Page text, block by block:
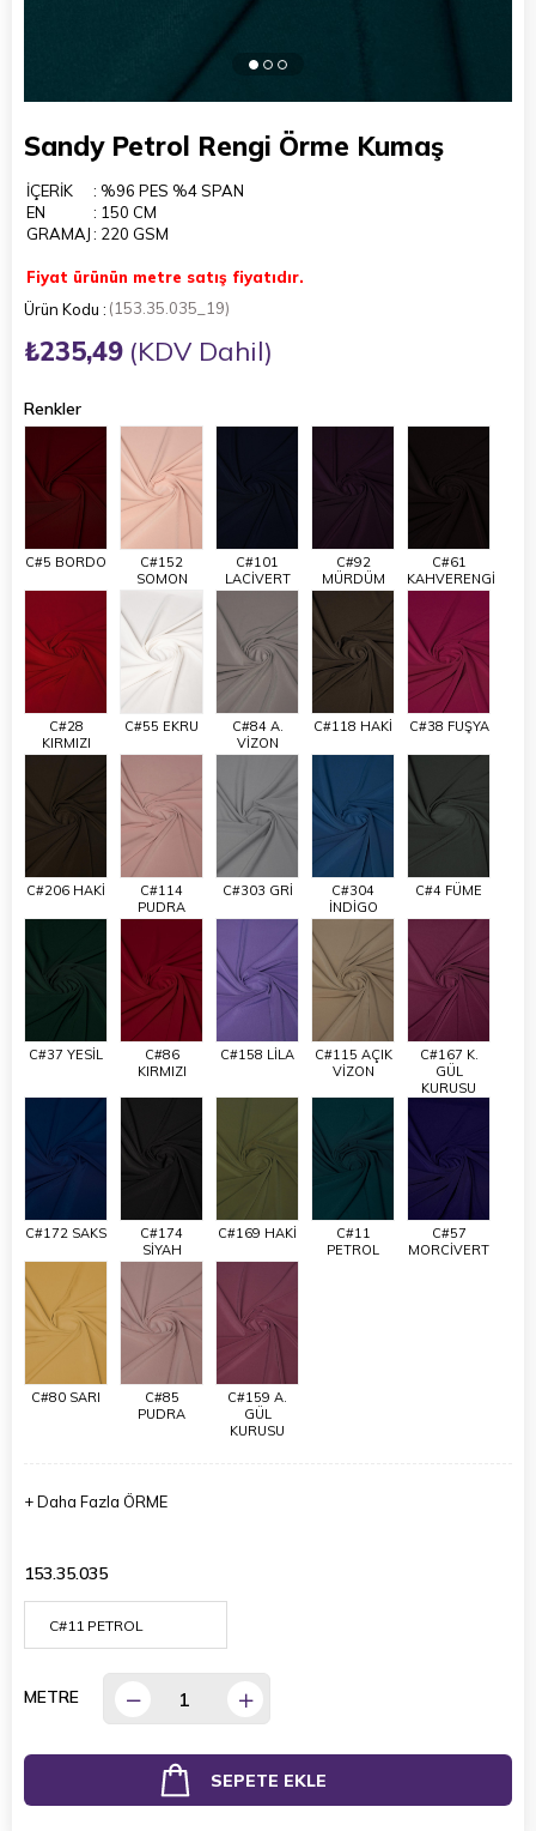
Sandy Petrol Rengi Örme Kumaş
İÇERİK
: %96 PES %4 SPAN
EN
: 150 CM
GRAMAJ: 220 GSM
Fiyat ürünün metre satış fiyatıdır.
(153.35.035_19)
₺235,49 (KDV Dahil)
Renkler
C#5 BORDO
C#152
SOMON
C#101
LACİVERT
C#92
MÜRDÜM
C#61
KAHVERENGİ
C#28
KIRMIZI
C#55 EKRU
C#84 A.
VİZON
C#118 HAKİ C#38 FUŞYA
C#206 HAKİ
C#114
PUDRA
C#303 GRİ
C#304
İNDİGO
C#4 FÜME
C#37 YESİL
C#86
KIRMIZI
C#158 LİLA
C#115 AÇIK
VİZON
C#167 K.
GÜL
KURUSU
C#172 SAKS
C#174
SİYAH
C#169 HAKİ
C#11
PETROL
C#57
MORCİVERT
C#80 SARI
C#85
PUDRA
C#159 A.
GÜL
KURUSU
+Daha Fazla ÖRME
153.35.035
METRE